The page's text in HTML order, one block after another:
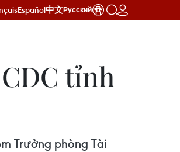
Español中文Русский
tỉnh
Trưởng phòng Tài